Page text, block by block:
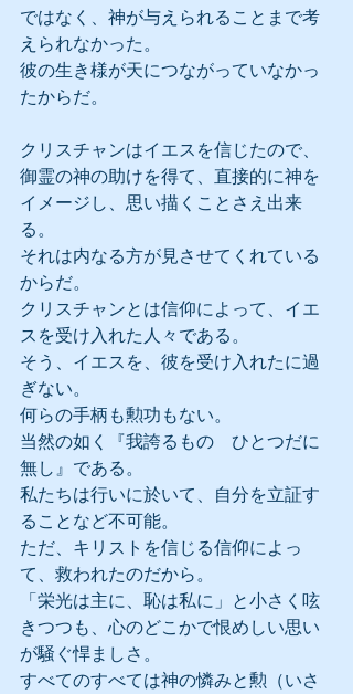
ではなく、神が与えられることまで考
えられなかった。
彼の生き様が天につながっていなかっ
たからだ。
クリスチャンはイエスを信じたので、
御霊の神の助けを得て、直接的に神を
イメージし、思い描くことさえ出来
る。
それは内なる方が見させてくれている
からだ。
クリスチャンとは信仰によって、イエ
スを受け入れた人々である。
そう、イエスを、彼を受け入れたに過
ぎない。
何らの手柄も勲功もない。
当然の如く『我誇るもの　ひとつだに
無し』である。
私たちは行いに於いて、自分を立証す
ることなど不可能。
ただ、キリストを信じる信仰によっ
て、救われたのだから。
「栄光は主に、恥は私に」と小さく呟
きつつも、心のどこかで恨めしい思い
が騒ぐ悍ましさ。
すべてのすべては神の憐みと勲（いさ